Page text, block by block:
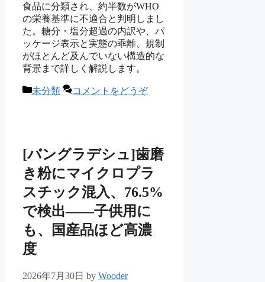
食品に分類され、約半数がWHO
の栄養基準に不適合と判明しまし
た。糖分・塩分超過の内訳や、パ
ッケージ表示と実態の乖離、規制
がほとんど及んでいない構造的な
背景まで詳しく解説します。
カ
未分類 コメントをどうぞ
[バングラデシュ]歯磨
き粉にマイクロプラ
スチック混入、76.5%
で検出——子供用に
も、国産品ほど高濃
度
2026年7月30日 by Wooder